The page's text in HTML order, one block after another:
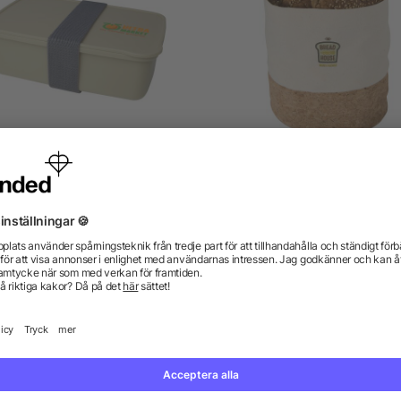
Dovi 800 ml lunchlåda
från 29,08 kr
Vi har svaren.